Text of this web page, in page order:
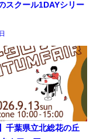
スクール1DAYシリー
千葉県立北総花の丘